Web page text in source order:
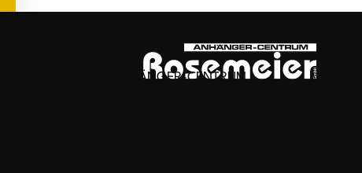
Rosemeier GmbH ANHÄNGER-CENTRUM